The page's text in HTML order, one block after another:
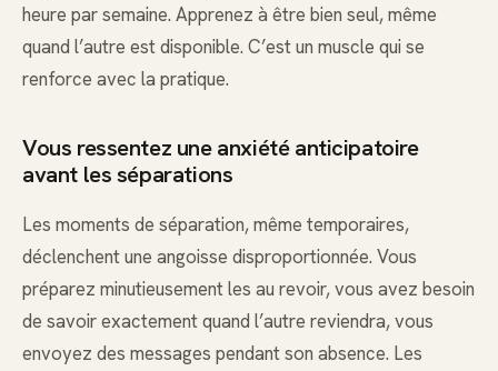
heure par semaine. Apprenez à être bien seul, même
quand l’autre est disponible. C’est un muscle qui se
renforce avec la pratique.
Vous ressentez une anxiété anticipatoire
avant les séparations
Les moments de séparation, même temporaires,
déclenchent une angoisse disproportionnée. Vous
préparez minutieusement les au revoir, vous avez besoin
de savoir exactement quand l’autre reviendra, vous
envoyez des messages pendant son absence. Les